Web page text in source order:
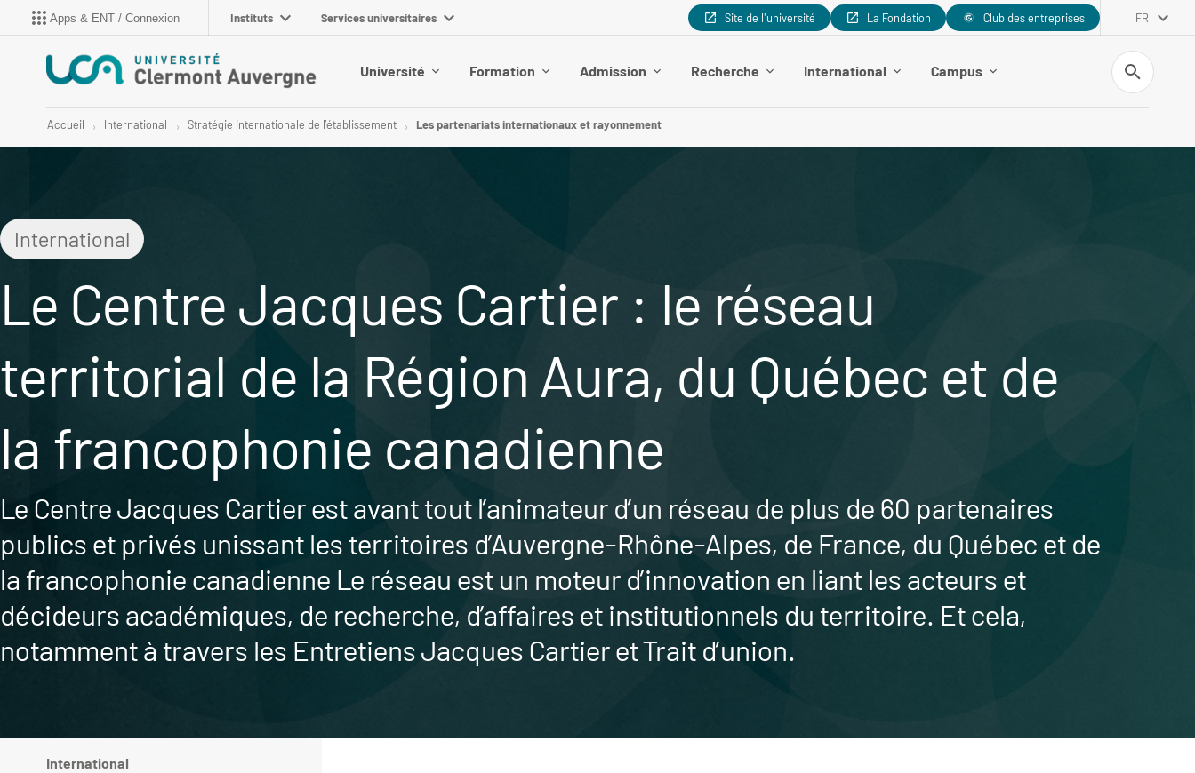
Apps & ENT / Connexion Instituts Services universitaires Site de l'université La Fondation Club des entreprises FR
Université Formation Admission Recherche International Campus
Recherche
Accueil International Stratégie internationale de l’établissement Les partenariats internationaux et rayonnement
International
Le Centre Jacques Cartier : le réseau
territorial de la Région Aura, du Québec et de
la francophonie canadienne
Le Centre Jacques Cartier est avant tout l’animateur d’un réseau de plus de 60 partenaires
publics et privés unissant les territoires d’Auvergne-Rhône-Alpes, de France, du Québec et de
la francophonie canadienne Le réseau est un moteur d’innovation en liant les acteurs et
décideurs académiques, de recherche, d’affaires et institutionnels du territoire. Et cela,
notamment à travers les Entretiens Jacques Cartier et Trait d’union.
International